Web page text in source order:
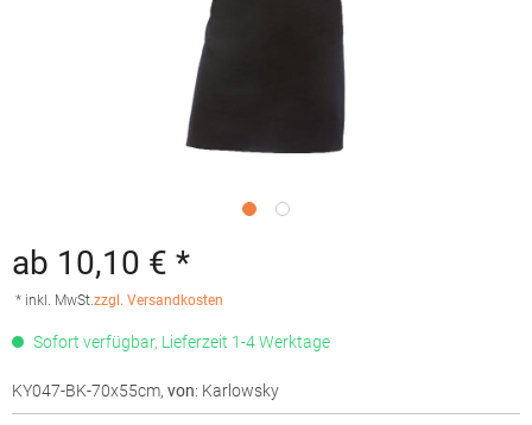
ab 10,10 € *
* inkl. MwSt.zzgl. Versandkosten
Sofort verfügbar, Lieferzeit 1-4 Werktage
KY047-BK-70x55cm, von: Karlowsky